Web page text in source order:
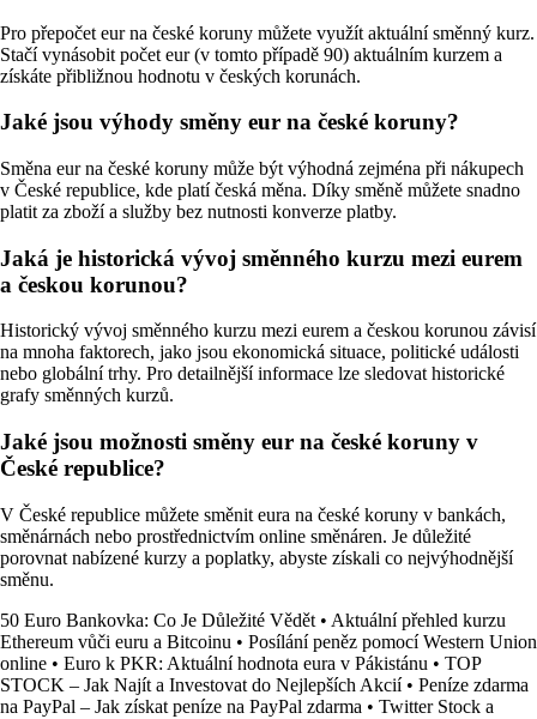
Pro přepočet eur na české koruny můžete využít aktuální směnný kurz.
Stačí vynásobit počet eur (v tomto případě 90) aktuálním kurzem a
získáte přibližnou hodnotu v českých korunách.
Jaké jsou výhody směny eur na české koruny?
Směna eur na české koruny může být výhodná zejména při nákupech
v České republice, kde platí česká měna. Díky směně můžete snadno
platit za zboží a služby bez nutnosti konverze platby.
Jaká je historická vývoj směnného kurzu mezi eurem
a českou korunou?
Historický vývoj směnného kurzu mezi eurem a českou korunou závisí
na mnoha faktorech, jako jsou ekonomická situace, politické události
nebo globální trhy. Pro detailnější informace lze sledovat historické
grafy směnných kurzů.
Jaké jsou možnosti směny eur na české koruny v
České republice?
V České republice můžete směnit eura na české koruny v bankách,
směnárnách nebo prostřednictvím online směnáren. Je důležité
porovnat nabízené kurzy a poplatky, abyste získali co nejvýhodnější
směnu.
50 Euro Bankovka: Co Je Důležité Vědět • Aktuální přehled kurzu
Ethereum vůči euru a Bitcoinu • Posílání peněz pomocí Western Union
online • Euro k PKR: Aktuální hodnota eura v Pákistánu • TOP
STOCK – Jak Najít a Investovat do Nejlepších Akcií• Peníze zdarma
na PayPal – Jak získat peníze na PayPal zdarma • Twitter Stock a